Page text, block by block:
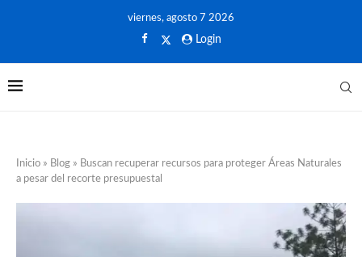
viernes, agosto 7 2026
Login
Inicio » Blog » Buscan recuperar recursos para proteger Áreas Naturales
a pesar del recorte presupuestal